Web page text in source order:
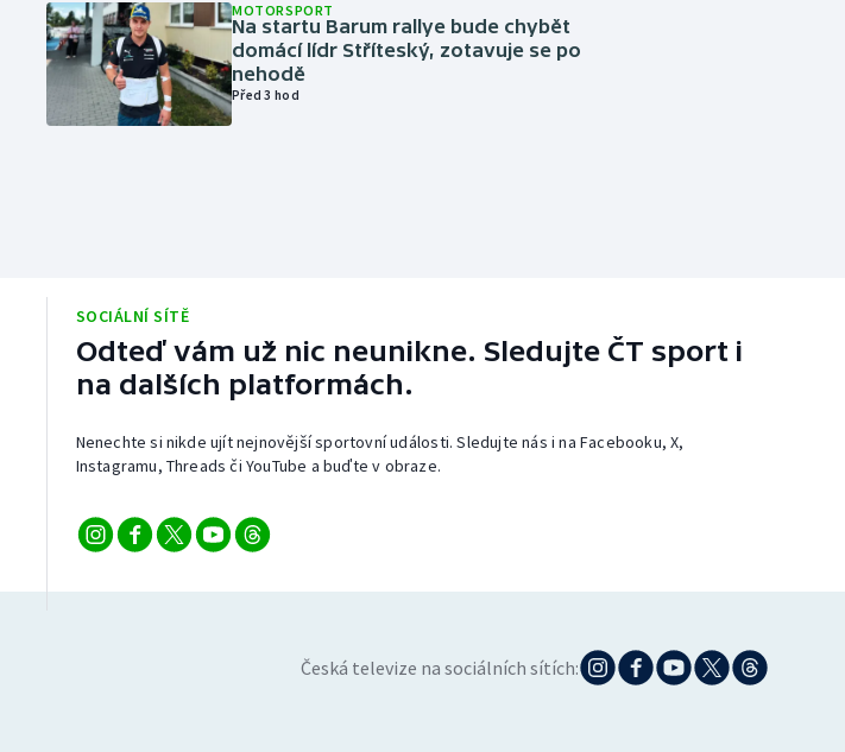
MOTORSPORT
Na startu Barum rallye bude chybět
domácí lídr Stříteský, zotavuje se po
nehodě
Před 3 hod
SOCIÁLNÍ SÍTĚ
Odteď vám už nic neunikne. Sledujte ČT sport i
na dalších platformách.
Nenechte si nikde ujít nejnovější sportovní události. Sledujte nás i na Facebooku, X,
Instagramu, Threads či YouTube a buďte v obraze.
Česká televize na sociálních sítích: